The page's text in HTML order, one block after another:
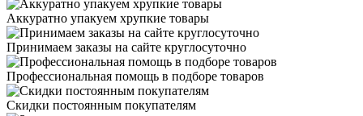
Аккуратно упакуем хрупкие товары
Принимаем заказы на сайте круглосуточно
Профессиональная помощь в подборе товаров
Скидки постоянным покупателям